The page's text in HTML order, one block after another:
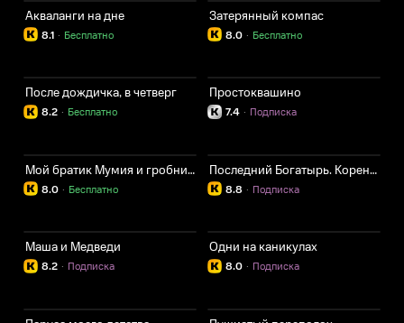
Акваланги на дне
8.1 Бесплатно
·
Затерянный компас
8.0 Бесплатно
·
После дождичка, в четверг
8.2 Бесплатно
·
Простоквашино
7.4 Подписка
·
Мой братик Мумия и гробница Ахнетута
8.0 Бесплатно
·
Последний Богатырь. Корень зла
8.8 Подписка
·
Маша и Медведи
8.2 Подписка
·
Одни на каникулах
8.0 Подписка
·